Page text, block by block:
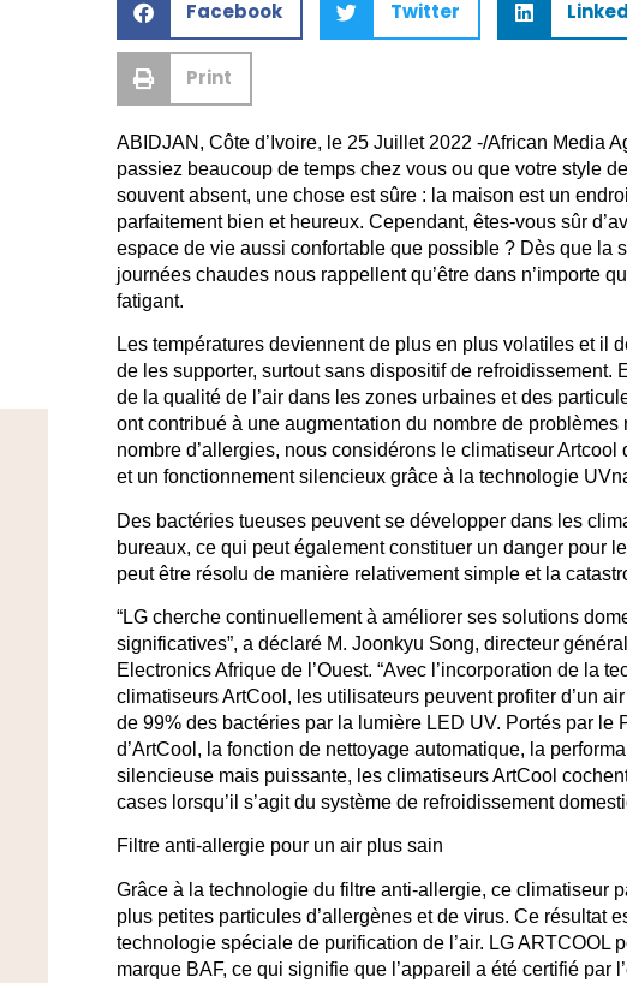
Facebook Twitter
Print
ABIDJAN, Côte d’Ivoire, le 25 Juillet 2022 -/African Media
passiez beaucoup de temps chez vous ou que votre style
souvent absent, une chose est sûre : la maison est un
parfaitement bien et heureux. Cependant, êtes-vous sûr
espace de vie aussi confortable que possible ? Dès que la
journées chaudes nous rappellent qu’être dans n’importe
fatigant.
Les températures deviennent de plus en plus volatiles et il
de les supporter, surtout sans dispositif de refroidissement.
de la qualité de l’air dans les zones urbaines et des
ont contribué à une augmentation du nombre de problèmes
nombre d’allergies, nous considérons le climatiseur
et un fonctionnement silencieux grâce à la technologie
Des bactéries tueuses peuvent se développer dans les
bureaux, ce qui peut également constituer un danger pour
peut être résolu de manière relativement simple et la
“LG cherche continuellement à améliorer ses solutions
significatives”, a déclaré M. Joonkyu Song, directeur
Electronics Afrique de l’Ouest. “Avec l’incorporation de la
climatiseurs ArtCool, les utilisateurs peuvent profiter d’un
de 99% des bactéries par la lumière LED UV. Portés par le
d’ArtCool, la fonction de nettoyage automatique, la
silencieuse mais puissante, les climatiseurs ArtCool
cases lorsqu’il s’agit du système de refroidissement
Filtre anti-allergie pour un air plus sain
Grâce à la technologie du filtre anti-allergie, ce climatiseur
plus petites particules d’allergènes et de virus. Ce résultat
technologie spéciale de purification de l’air. LG ARTCOOL
marque BAF, ce qui signifie que l’appareil a été certifié par